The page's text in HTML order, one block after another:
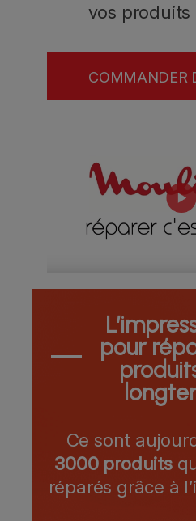
vos produits
COMMANDER
pour
Ce sont
3000 produits
réparés grâce à